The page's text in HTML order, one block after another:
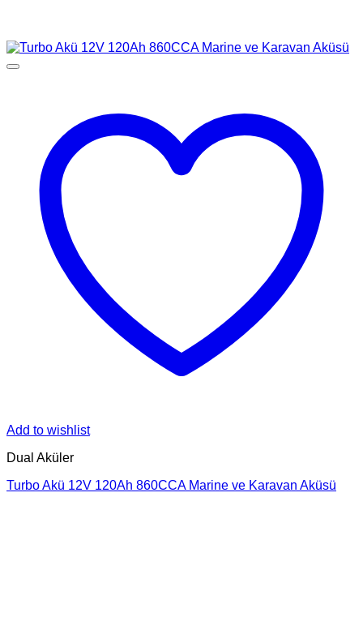
Add to wishlist
Dual Aküler
Turbo Akü 12V 120Ah 860CCA Marine ve Karavan Aküsü